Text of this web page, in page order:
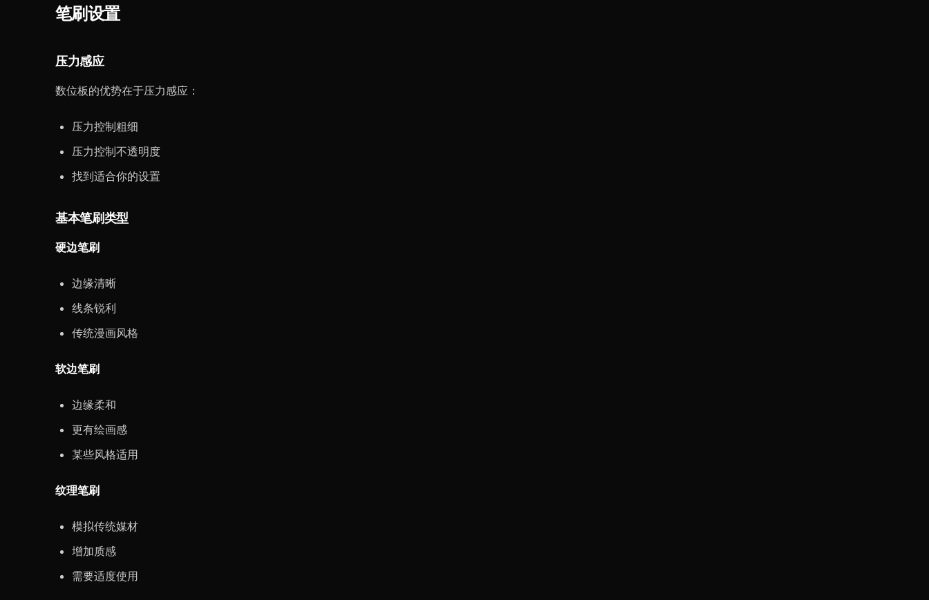
笔刷设置
压力感应
数位板的优势在于压力感应：
压力控制粗细
压力控制不透明度
找到适合你的设置
基本笔刷类型
硬边笔刷
边缘清晰
线条锐利
传统漫画风格
软边笔刷
边缘柔和
更有绘画感
某些风格适用
纹理笔刷
模拟传统媒材
增加质感
需要适度使用